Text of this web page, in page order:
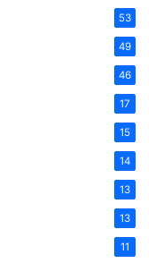
53
49
46
17
15
14
13
13
11